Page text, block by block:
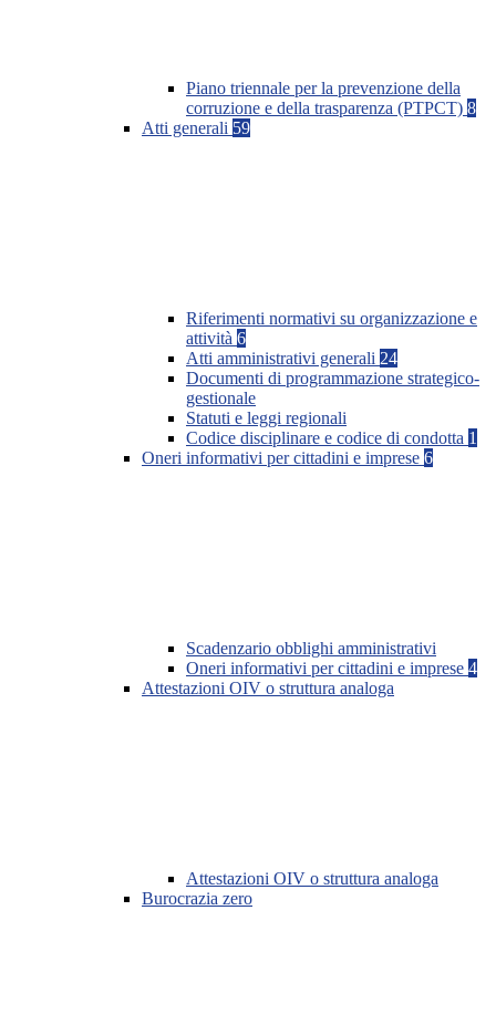
Piano triennale per la prevenzione della
corruzione e della trasparenza (PTPCT) 8
Atti generali 59
Riferimenti normativi su organizzazione e
attività 6
Atti amministrativi generali 24
Documenti di programmazione strategico-
gestionale
Statuti e leggi regionali
Codice disciplinare e codice di condotta 1
Oneri informativi per cittadini e imprese 6
Scadenzario obblighi amministrativi
Oneri informativi per cittadini e imprese 4
Attestazioni OIV o struttura analoga
Attestazioni OIV o struttura analoga
Burocrazia zero